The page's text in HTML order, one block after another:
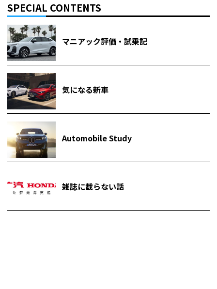
SPECIAL CONTENTS
マニアック評価・試乗記
気になる新車
Automobile Study
雑誌に載らない話